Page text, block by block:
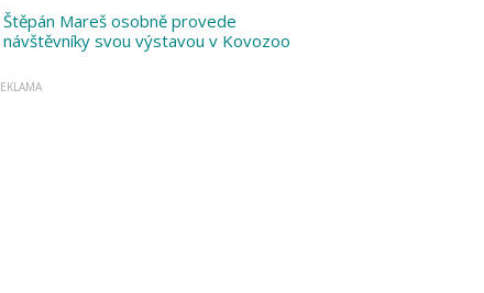
Štěpán Mareš osobně provede
návštěvníky svou výstavou v Kovozoo